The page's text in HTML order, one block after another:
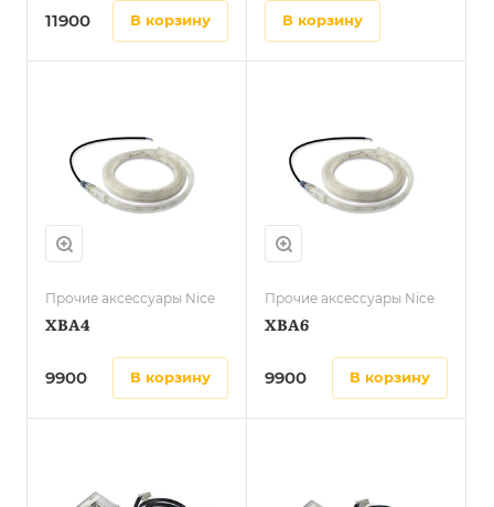
11900 в корзину в корзину
Прочие аксессуары Nice
XBA4
9900 в корзину
Прочие аксессуары Nice
XBA6
9900 в корзину